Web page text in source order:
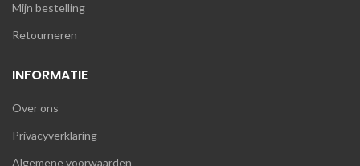
Mijn bestelling
Retourneren
INFORMATIE
Over ons
Privacyverklaring
Algemene voorwaarden